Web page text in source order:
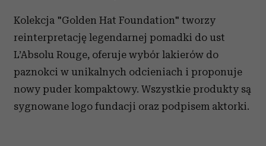
Kolekcja "Golden Hat Foundation" tworzy
reinterpretację legendarnej pomadki do ust
L’Absolu Rouge, oferuje wybór lakierów do
paznokci w unikalnych odcieniach i proponuje
nowy puder kompaktowy. Wszystkie produkty są
sygnowane logo fundacji oraz podpisem aktorki.